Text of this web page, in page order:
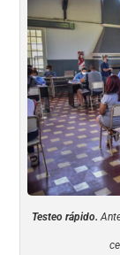
Testeo rápido.